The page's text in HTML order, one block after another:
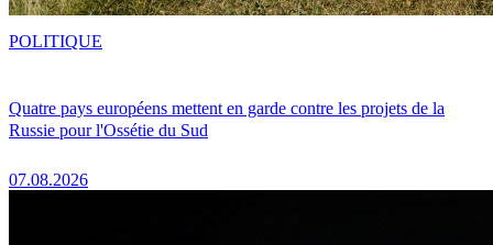
Quatre pays européens mettent en garde contre les projets de la
Russie pour l'Ossétie du Sud
07.08.2026
POLITIQUE